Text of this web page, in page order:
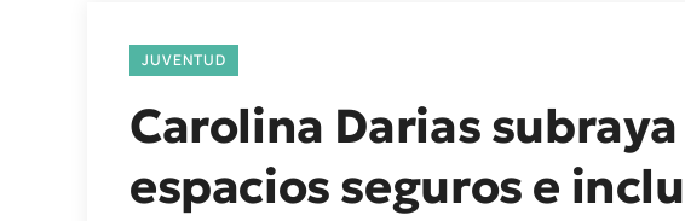
JUVENTUD
Carolina Darias
espacios seguros e